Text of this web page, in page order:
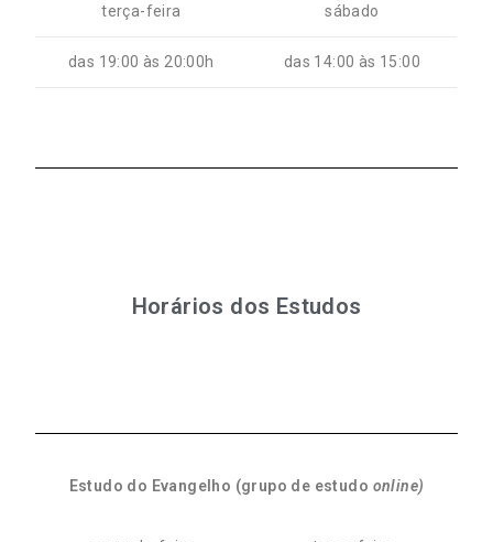
terça-feira sábado
das 19:00 às 20:00h das 14:00 às 15:00
Horários dos Estudos
Estudo do Evangelho (grupo de estudo online)